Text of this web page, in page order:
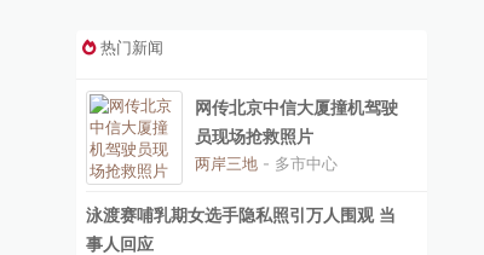
热门新闻
网传北京中信大厦撞机驾驶
员现场抢救照片
两岸三地 - 多市中心
泳渡赛哺乳期女选手隐私照引万人围观 当
事人回应